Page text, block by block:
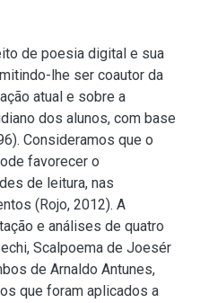
de poesia digital e sua
lhe ser coautor da
atual e sobre a
dos alunos, com base
Consideramos que o
favorecer o
de leitura, nas
(Rojo, 2012). A
e análises de quatro
Scalpoema de Joesér
de Arnaldo Antunes,
que foram aplicados a